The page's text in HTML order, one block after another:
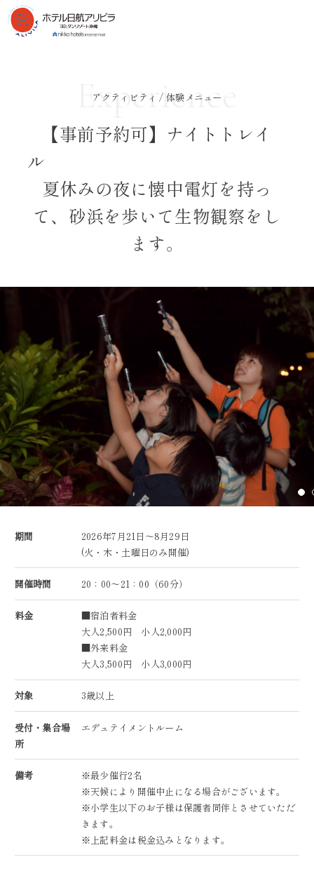
Experience
アクティビティ / 体験メニュー
【事前予約可】ナイトトレイ
夏休みの夜に懐中電灯を持っ
て、砂浜を歩いて生物観察をし
ます。
期間
2026年7月21日～8月29日
(火・木・土曜日のみ開催)
開催時間 20：00～21：00（60分）
料金
■宿泊者料金
大人2,500円 小人2,000円
■外来料金
大人3,500円 小人3,000円
対象 3歳以上
受付・集合場
所
エデュテイメントルーム
備考
※最少催行2名
※天候により開催中止になる場合がございます。
※小学生以下のお子様は保護者同伴とさせていただ
きます。
※上記料金は税金込みとなります。